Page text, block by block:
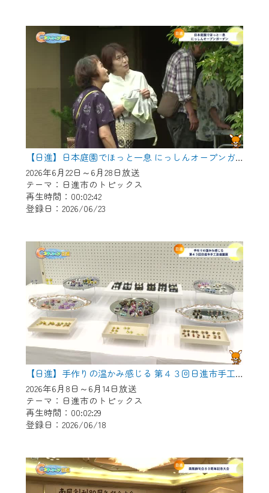
【日進】日本庭園でほっと一息 にっしんオープンガーデン
2026年6月22日～6月28日放送
テーマ：日進市のトピックス
再生時間：00:02:42
登録日：2026/06/23
【日進】手作りの温かみ感じる 第４３回日進市手工芸連盟展
2026年6月8日～6月14日放送
テーマ：日進市のトピックス
再生時間：00:02:29
登録日：2026/06/18
作業の間は、CCNetWebTVの画面が「メン
テナンス中」になり、ご利用いただけませ
ご不便をおかけいたしますが、ご了承の程
よろしくお願いいたします。